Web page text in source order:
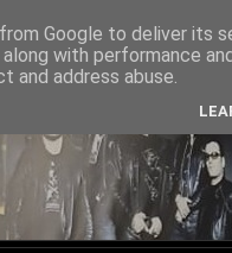
Google to deliver its
along with performance
and address abuse.